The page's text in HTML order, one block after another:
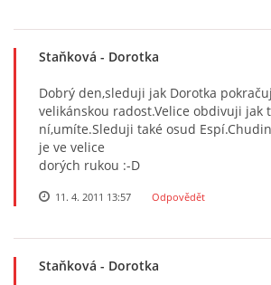
Staňková - Dorotka
Dobrý den,sleduji jak Dorotka
velikánskou radost.Velice obdivuji jak
ní,umíte.Sleduji také osud
je ve velice
dorých rukou :-D
11. 4. 2011 13:57 Odpovědět
Staňková - Dorotka